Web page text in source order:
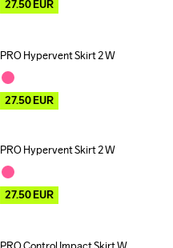
27.50EUR
Outlet
PRO Hypervent Skirt 2 W
27.50EUR
Outlet
PRO Hypervent Skirt 2 W
27.50EUR